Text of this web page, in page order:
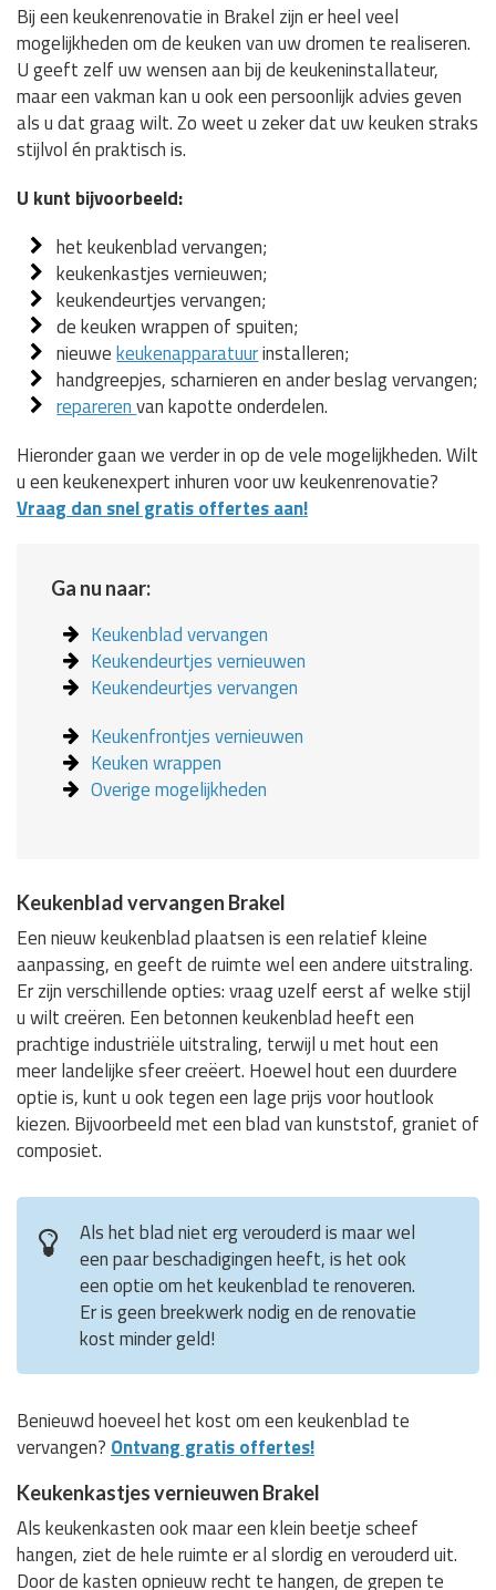
Bij een keukenrenovatie in Brakel zijn er heel veel
mogelijkheden om de keuken van uw dromen te realiseren.
U geeft zelf uw wensen aan bij de keukeninstallateur,
maar een vakman kan u ook een persoonlijk advies geven
als u dat graag wilt. Zo weet u zeker dat uw keuken straks
stijlvol én praktisch is.
U kunt bijvoorbeeld:
het keukenblad vervangen;
keukenkastjes vernieuwen;
keukendeurtjes vervangen;
de keuken wrappen of spuiten;
nieuwekeukenapparatuurinstalleren;
handgreepjes, scharnieren en ander beslag vervangen;
reparerenvan kapotte onderdelen.
Hieronder gaan we verder in op de vele mogelijkheden. Wilt
u een keukenexpert inhuren voor uw keukenrenovatie?
Vraag dan snel gratis offertes aan!
Ga nu naar:
Keukenblad vervangen
Keukendeurtjes vernieuwen
Keukendeurtjes vervangen
Keukenfrontjes vernieuwen
Keuken wrappen
Overige mogelijkheden
Keukenblad vervangen Brakel
Een nieuw keukenblad plaatsen is een relatief kleine
aanpassing, en geeft de ruimte wel een andere uitstraling.
Er zijn verschillende opties: vraag uzelf eerst af welke stijl
u wilt creëren. Een betonnen keukenblad heeft een
prachtige industriële uitstraling, terwijl u met hout een
meer landelijke sfeer creëert. Hoewel hout een duurdere
optie is, kunt u ook tegen een lage prijs voor houtlook
kiezen. Bijvoorbeeld met een blad van kunststof, graniet of
composiet.
Als het blad niet erg verouderd is maar wel
een paar beschadigingen heeft, is het ook
een optie om het keukenblad te renoveren.
Er is geen breekwerk nodig en de renovatie
kost minder geld!
Benieuwd hoeveel het kost om een keukenblad te
vervangen? Ontvang gratis offertes!
Keukenkastjes vernieuwen Brakel
Als keukenkasten ook maar een klein beetje scheef
hangen, ziet de hele ruimte er al slordig en verouderd uit.
Door de kasten opnieuw recht te hangen, de grepen te